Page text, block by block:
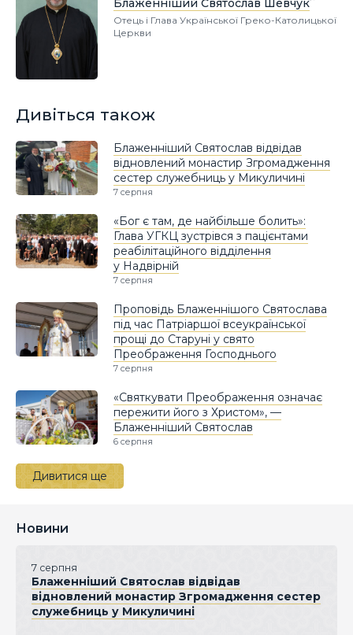
Блаженніший Святослав Шевчук
Отець і Глава Української Греко-Католицької
Церкви
Дивіться також
Блаженніший Святослав відвідав
відновлений монастир Згромадження
сестер служебниць у Микуличині
7 серпня
«Бог є там, де найбільше болить»:
Глава УГКЦ зустрівся з пацієнтами
реабілітаційного відділення
у Надвірній
7 серпня
Проповідь Блаженнішого Святослава
під час Патріаршої всеукраїнської
прощі до Старуні у свято
Преображення Господнього
7 серпня
«Святкувати Преображення означає
пережити його з Христом», —
Блаженніший Святослав
6 серпня
Дивитися ще
Новини
7 серпня
Блаженніший Святослав відвідав
відновлений монастир Згромадження сестер
служебниць у Микуличині